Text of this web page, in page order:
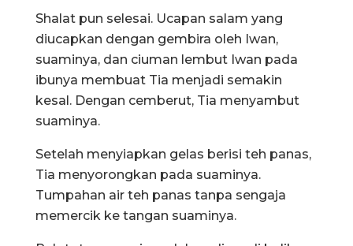
Shalat pun selesai. Ucapan salam yang
diucapkan dengan gembira oleh Iwan,
suaminya, dan ciuman lembut Iwan pada
ibunya membuat Tia menjadi semakin
kesal. Dengan cemberut, Tia menyambut
suaminya.
Setelah menyiapkan gelas berisi teh panas,
Tia menyorongkan pada suaminya.
Tumpahan air teh panas tanpa sengaja
memercik ke tangan suaminya.